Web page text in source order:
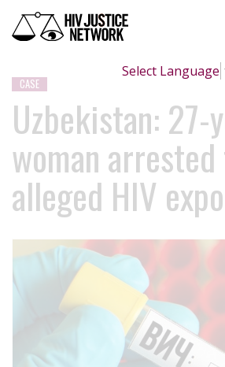
Select Language
CASE
Uzbekistan: 27-
woman
alleged HIV